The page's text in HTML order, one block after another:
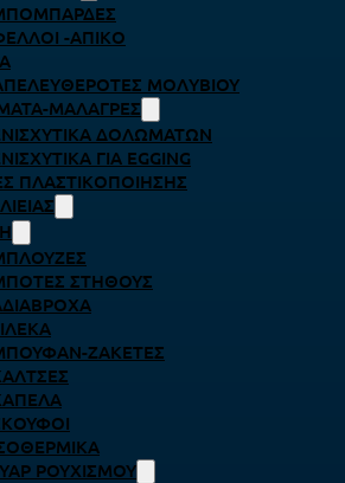
-ΑΠΊΚΟ
ΑΠΕΛΕΥΘΕΡΟΤΈΣ ΜΟΛΥΒΙΟΎ
ΜΑΛΆΓΡΕΣ
ΔΟΛΩΜΆΤΩΝ
ΓΙΑ EGGING
ΠΛΑΣΤΙΚΟΠΟΊΗΣΗΣ
ΣΤΉΘΟΥΣ
ΖΑΚΈΤΕΣ
ΡΟΥΧΙΣΜΟΎ